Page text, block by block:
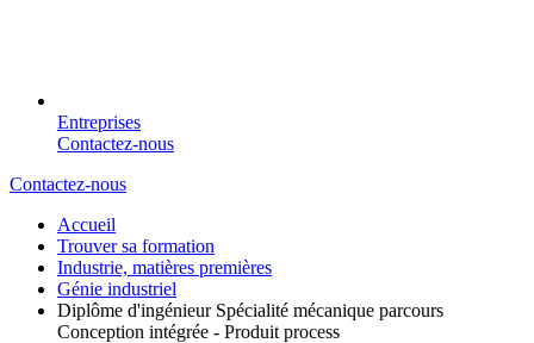
Entreprises
Contactez-nous
Contactez-nous
Accueil
Trouver sa formation
Industrie, matières premières
Génie industriel
Diplôme d'ingénieur Spécialité mécanique parcours
Conception intégrée - Produit process